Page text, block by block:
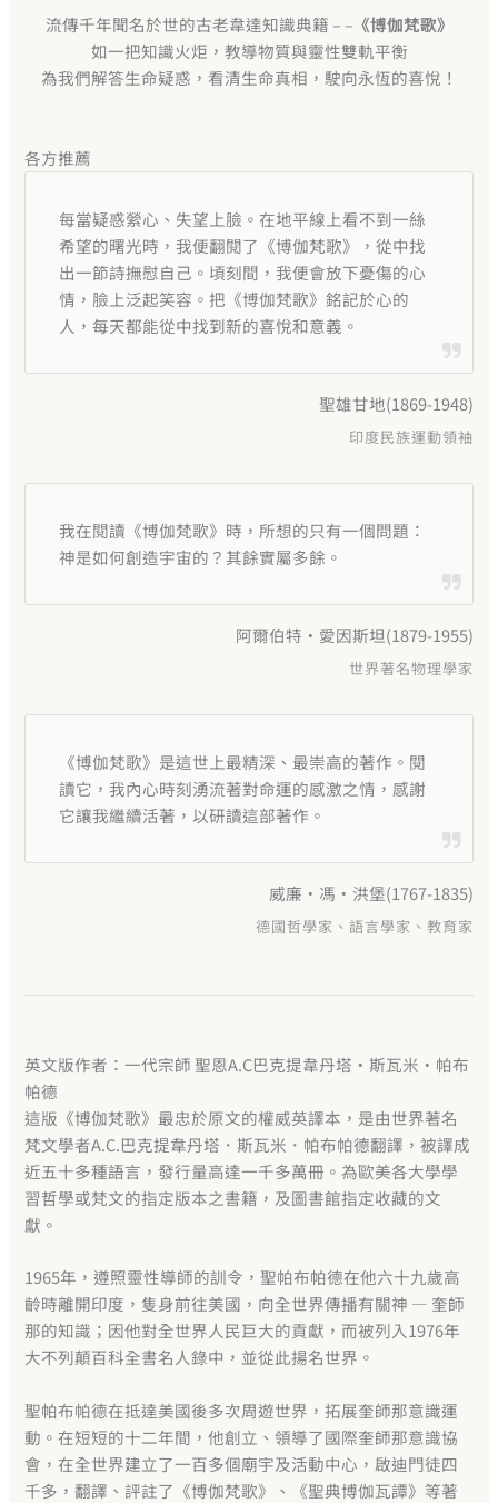
流傳千年聞名於世的古老韋達知識典籍 – – 《博伽梵歌》
如一把知識火炬，教導物質與靈性雙軌平衡
為我們解答生命疑惑，看清生命真相，駛向永恆的喜悅！
各方推薦
每當疑惑縈心、失望上臉。在地平線上看不到一絲
希望的曙光時，我便翻閱了《博伽梵歌》，從中找
出一節詩撫慰自己。頃刻間，我便會放下憂傷的心
情，臉上泛起笑容。把《博伽梵歌》銘記於心的
人，每天都能從中找到新的喜悅和意義。
聖雄甘地(1869-1948)
印度民族運動領袖
我在閱讀《博伽梵歌》時，所想的只有一個問題：
神是如何創造宇宙的？其餘實屬多餘。
阿爾伯特‧愛因斯坦(1879-1955)
世界著名物理學家
《博伽梵歌》是這世上最精深、最崇高的著作。閱
讀它，我內心時刻湧流著對命運的感激之情，感謝
它讓我繼續活著，以研讀這部著作。
威廉‧馮‧洪堡(1767-1835)
德國哲學家、語言學家、教育家
英文版作者：一代宗師 聖恩A.C巴克提韋丹塔‧斯瓦米‧帕布
帕德
這版《博伽梵歌》最忠於原文的權威英譯本，是由世界著名
梵文學者A.C.巴克提韋丹塔．斯瓦米．帕布帕德翻譯，被譯成
近五十多種語言，發行量高達一千多萬冊。為歐美各大學學
習哲學或梵文的指定版本之書籍，及圖書館指定收藏的文
獻。
1965年，遵照靈性導師的訓令，聖帕布帕德在他六十九歲高
齡時離開印度，隻身前往美國，向全世界傳播有關神 — 奎師
那的知識；因他對全世界人民巨大的貢獻，而被列入1976年
大不列顛百科全書名人錄中，並從此揚名世界。
聖帕布帕德在抵達美國後多次周遊世界，拓展奎師那意識運
動。在短短的十二年間，他創立、領導了國際奎師那意識協
會，在全世界建立了一百多個廟宇及活動中心，啟迪門徒四
千多，翻譯、評註了《博伽梵歌》、《聖典博伽瓦譚》等著